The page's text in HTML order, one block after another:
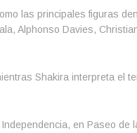
las principales figuras
Alphonso Davies,
Shakira interpreta el
en Paseo de